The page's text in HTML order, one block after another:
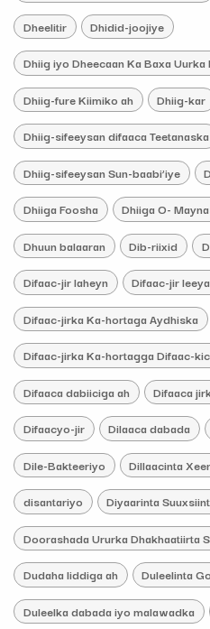
Dheelitir Dhidid-joojiye
Dhiig iyo Dheecaan Ka Baxa
Dhiig-fure Kiimiko ah Dhiig-kar
Dhiig-sifeeysan difaaca Teetanaska
Dhiig-sifeeysan Sun-baabi’iye
Dhiiga Foosha Dhiiga O-
Dhuun balaaran Dib-riixid
Difaac-jir laheyn Difaac-jir
Difaac-jirka Ka-hortaga Aydhiska
Difaac-jirka Ka-hortagga Difaac-
Difaaca dabiiciga ah Difaaca
Difaacyo-jir Dilaaca dabada
Dile-Bakteeriyo Dillaacinta
disantariyo Diyaarinta
Doorashada Ururka Dhakhaatiirta
Dudaha liddiga ah Duleelinta
Duleelka dabada iyo malawadka